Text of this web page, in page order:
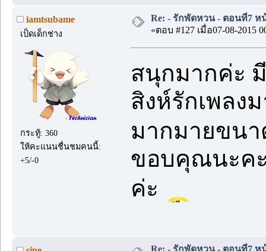
iamtsubame
เป็ดเด็กช่าง
กระทู้: 360
ให้คะแนนชื่นชมคนนี้:
+5/-0
Re: - รักพัดหวน - ตอนที่7 ห
«ตอบ #127 เมื่อ07-08-2015
สนุกมากค่ะ
สิงห์รักเพลง
มากมายขน
ขอบคุณนะค
ค่ะ